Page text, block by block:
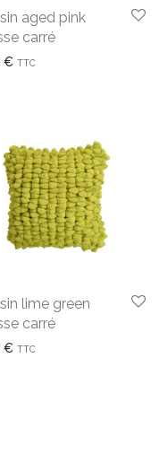
aged pink
carré
€ TTC
lime green
carré
€ TTC